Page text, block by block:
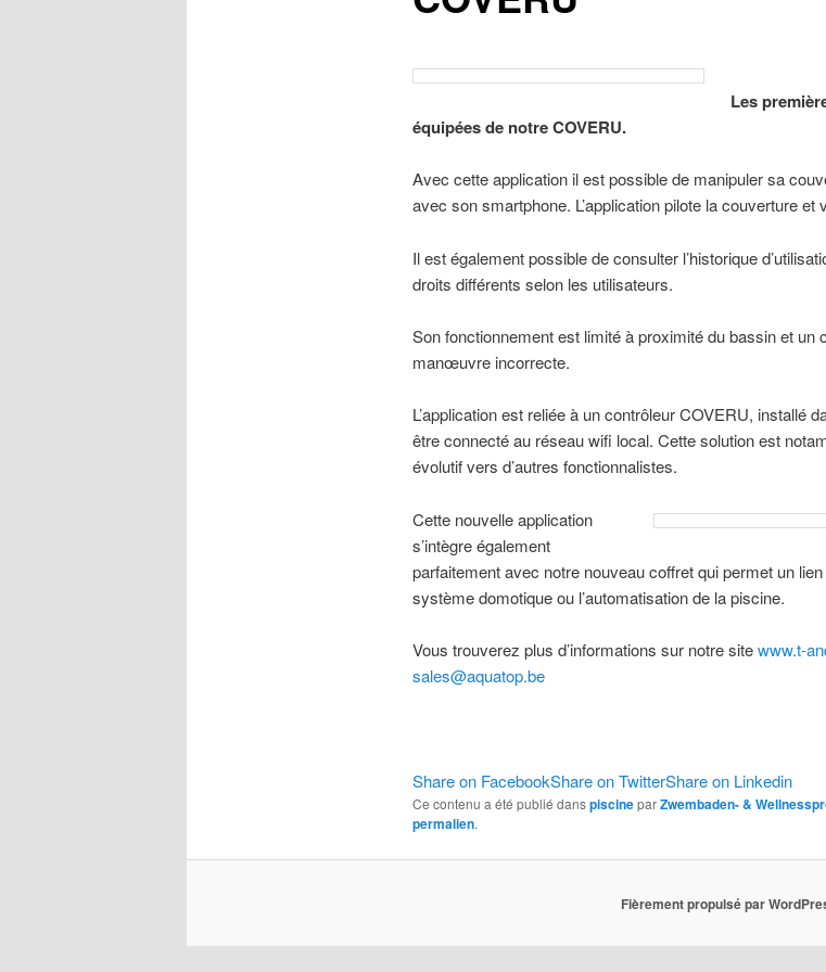
Les
équipées de notre COVERU.
Avec cette application il est possible de manipuler sa
avec son smartphone. L’application pilote la couverture
Il est également possible de consulter l’historique
droits différents selon les utilisateurs.
Son fonctionnement est limité à proximité du bassin et un
manœuvre incorrecte.
L’application est reliée à un contrôleur COVERU, installé
être connecté au réseau wifi local. Cette solution est
évolutif vers d’autres fonctionnalistes.
Cette nouvelle application
s’intègre également
parfaitement avec notre nouveau coffret qui permet un
système domotique ou l’automatisation de la piscine.
Vous trouverez plus d’informations sur notre sitewww.t-
sales@aquatop.be
Share on FacebookShare on TwitterShare on Linkedin
Ce contenu a été publié danspiscineparZwembaden- &
permalien.
Fièrement propulsé par